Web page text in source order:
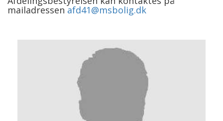
mailadressenafd41@msbolig.dk